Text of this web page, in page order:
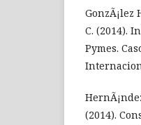
GonzÃ¡lez
C. (2014).
Pymes.
(2014).